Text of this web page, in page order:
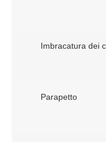
Imbracatura dei
Parapetto